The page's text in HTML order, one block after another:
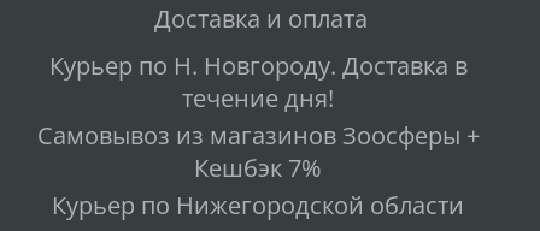
Доставка и оплата
Курьер по Н. Новгороду. Доставка в
течение дня!
Самовывоз из магазинов Зоосферы +
Кешбэк 7%
Курьер по Нижегородской области